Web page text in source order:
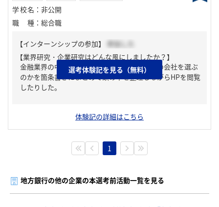
学校名 ： 非公開
職種 ： 総合職
【インターンシップの参加】
参加した
【業界研究・企業研究はどんな風にしましたか？】
金融業界の中でも、なぜ地銀なのか、なぜこの会社を選ぶ
のかを箇条書きにまとめて頭の中を整理しながらHPを閲覧
したりした。
選考体験記を見る（無料）
体験記の詳細はこちら
1
地方銀行の他の企業の本選考前活動一覧を見る